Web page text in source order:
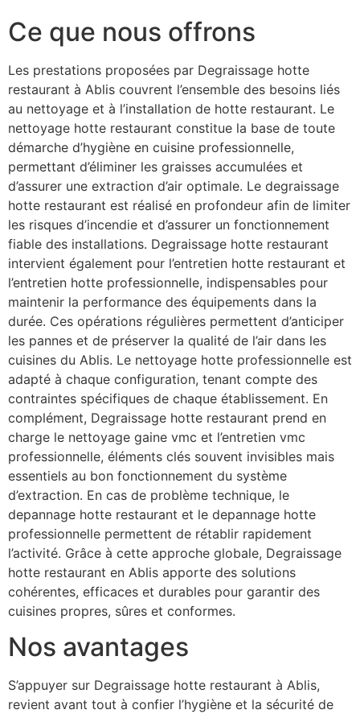
Ce que nous offrons
Les prestations proposées par Degraissage hotte
restaurant à Ablis couvrent l’ensemble des besoins liés
au nettoyage et à l’installation de hotte restaurant. Le
nettoyage hotte restaurant constitue la base de toute
démarche d’hygiène en cuisine professionnelle,
permettant d’éliminer les graisses accumulées et
d’assurer une extraction d’air optimale. Le degraissage
hotte restaurant est réalisé en profondeur afin de limiter
les risques d’incendie et d’assurer un fonctionnement
fiable des installations. Degraissage hotte restaurant
intervient également pour l’entretien hotte restaurant et
l’entretien hotte professionnelle, indispensables pour
maintenir la performance des équipements dans la
durée. Ces opérations régulières permettent d’anticiper
les pannes et de préserver la qualité de l’air dans les
cuisines du Ablis. Le nettoyage hotte professionnelle est
adapté à chaque configuration, tenant compte des
contraintes spécifiques de chaque établissement. En
complément, Degraissage hotte restaurant prend en
charge le nettoyage gaine vmc et l’entretien vmc
professionnelle, éléments clés souvent invisibles mais
essentiels au bon fonctionnement du système
d’extraction. En cas de problème technique, le
depannage hotte restaurant et le depannage hotte
professionnelle permettent de rétablir rapidement
l’activité. Grâce à cette approche globale, Degraissage
hotte restaurant en Ablis apporte des solutions
cohérentes, efficaces et durables pour garantir des
cuisines propres, sûres et conformes.
Nos avantages
S’appuyer sur Degraissage hotte restaurant à Ablis,
revient avant tout à confier l’hygiène et la sécurité de